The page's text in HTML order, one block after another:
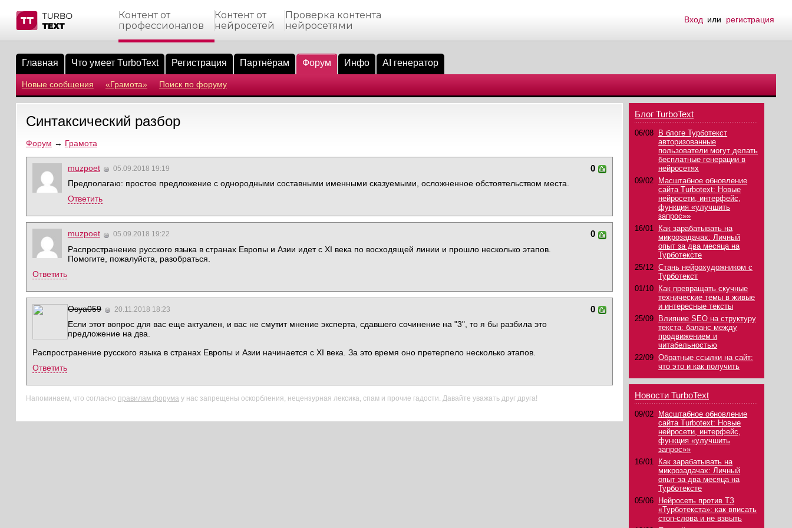
материалы
биржи
пользователи
на сайте
пользователей
сообщения
по форуму
Контент от
профессионалов
Контент от
нейросетей
Проверка контента
нейросетями
Вход или регистрация
Главная Что умеет TurboText Регистрация Партнёрам Форум Инфо AI генератор
Новые сообщения «Грамота» Поиск по форуму
Синтаксический разбор
Форум → Грамота
muzpoet 05.09.2018 19:19 0
Предполагаю: простое предложение с однородными составными именными сказуемыми, осложненное обстоятельством места.
Ответить
muzpoet 05.09.2018 19:22 0
Распространение русского языка в странах Европы и Азии идет с XI века по восходящей линии и прошло несколько этапов.
Помогите, пожалуйста, разобраться.
Ответить
Osya059 20.11.2018 18:23 0
Если этот вопрос для вас еще актуален, и вас не смутит мнение эксперта, сдавшего сочинение на "3", то я бы разбила это
предложение на два.
Распространение русского языка в странах Европы и Азии начинается с XI века. За это время оно претерпело несколько этапов.
Ответить
Напоминаем, что согласно правилам форумау нас запрещены оскорбления, нецензурная лексика, спам и прочие гадости. Давайте уважать друг друга!
Блог TurboText
06/08
В блоге Турботекст
авторизованные
пользователи могут делать
бесплатные генерации в
нейросетях
09/02
Масштабное обновление
сайта Turbotext: Новые
нейросети, интерфейс,
функция «улучшить
запрос»»
16/01
Как зарабатывать на
микрозадачах: Личный
опыт за два месяца на
Турботексте
25/12 Стань нейрохудожником с
Турботекст
01/10
Как превращать скучные
технические темы в живые
и интересные тексты
25/09
Влияние SEO на структуру
текста: баланс между
продвижением и
читабельностью
22/09 Обратные ссылки на сайт:
что это и как получить
Новости TurboText
09/02
Масштабное обновление
сайта Turbotext: Новые
нейросети, интерфейс,
функция «улучшить
запрос»»
16/01
Как зарабатывать на
микрозадачах: Личный
опыт за два месяца на
Турботексте
05/06
Нейросеть против ТЗ
«Турботекста»: как вписать
стоп-слова и не взвыть